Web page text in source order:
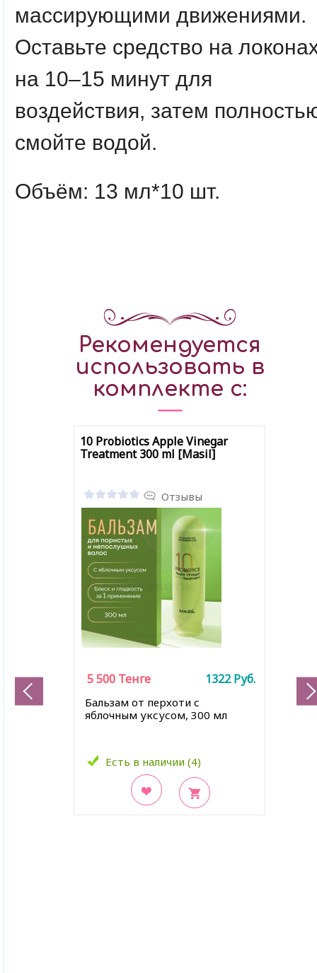
массирующими движениями.
Оставьте средство на
на 10–15 минут для
воздействия, затем
смойте водой.
Объём: 13 мл*10 шт.
Рекомендуется
использовать в
комплекте с:
10 Probiotics Apple Vinegar
Treatment 300 ml [Masil]
Отзывы
Бальзам от перхоти с
яблочным уксусом, 300 мл
Есть в наличии (4)
5 500 Тенге 1322Руб.